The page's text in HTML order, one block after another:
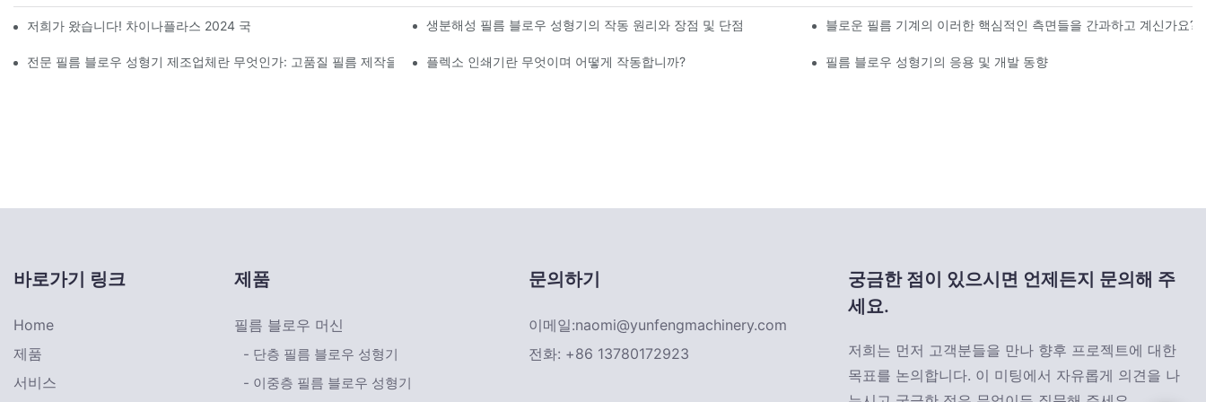
저희가 왔습니다! 차이나플라스 2024 국제 고무 및 플라스틱 전시회에 참가합니다.생분해성 필름 블로우 성형기의 작동 원리와 장점 및 단점 블로운 필름 기계의 이러한 핵심적인 측면들을 간과하고 계신가요?
전문 필름 블로우 성형기 제조업체란 무엇인가: 고품질 필름 제작을 위한 믿을 수 있는 파트너플렉소 인쇄기란 무엇이며 어떻게 작동합니까? 필름 블로우 성형기의 응용 및 개발 동향
바로가기 링크
Home
제품
서비스
제품
필름 블로우 머신
- 단층 필름 블로우 성형기
- 이중층 필름 블로우 성형기
문의하기
이메일:naomi@yunfengmachinery.com
전화: +86 13780172923
궁금한 점이 있으시면 언제든지 문의해 주
세요.
저희는 먼저 고객분들을 만나 향후 프로젝트에 대한
목표를 논의합니다. 이 미팅에서 자유롭게 의견을 나